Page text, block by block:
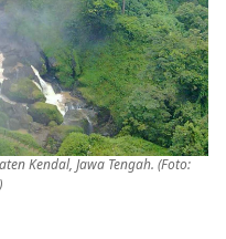
Kendal, Jawa Tengah. (Foto: